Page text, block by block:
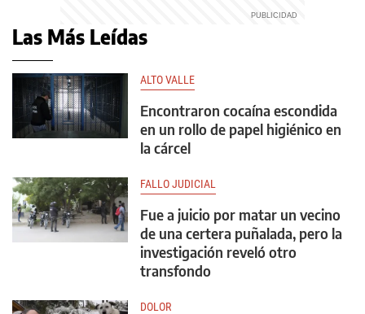
Las Más Leídas
ALTO VALLE
Encontraron cocaína escondida
en un rollo de papel higiénico en
la cárcel
FALLO JUDICIAL
Fue a juicio por matar un vecino
de una certera puñalada, pero la
investigación reveló otro
transfondo
DOLOR